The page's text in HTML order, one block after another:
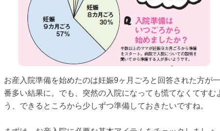
お産入院準備を始めたのは妊娠9ヶ月ごろと回答された方が一
番多い結果に。でも、突然の入院になっても慌てなくてすむ
う、できるところから少しずつ準備しておきたいですね。